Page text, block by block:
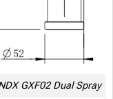
GXF02 Dual Spray